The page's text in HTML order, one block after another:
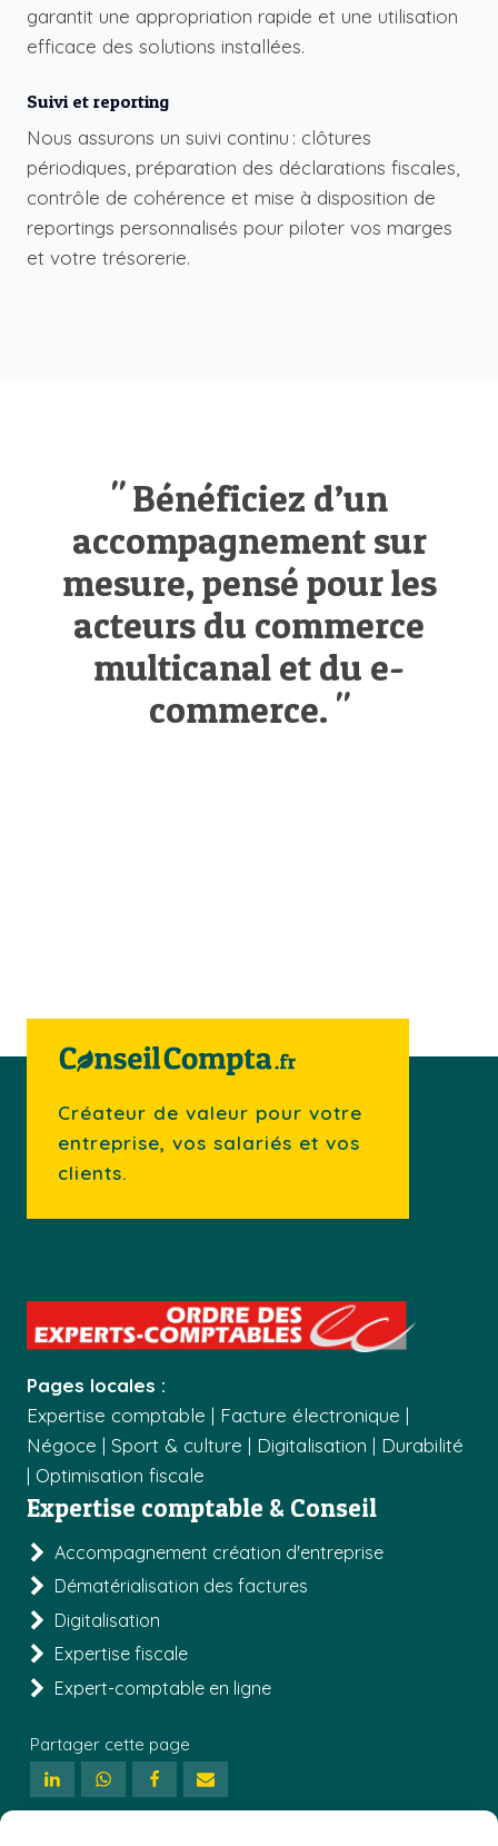
garantit une appropriation rapide et une utilisation
efficace des solutions installées.
Suivi et reporting
Nous assurons un suivi continu : clôtures
périodiques, préparation des déclarations fiscales,
contrôle de cohérence et mise à disposition de
reportings personnalisés pour piloter vos marges
et votre trésorerie.
" Bénéficiez d’un
accompagnement sur
mesure, pensé pour les
acteurs du commerce
multicanal et du e-
commerce. "
Créateur de valeur pour votre
entreprise, vos salariés et vos
clients.
Pages locales :
Expertise comptable | Facture électronique |
Négoce | Sport & culture | Digitalisation | Durabilité
| Optimisation fiscale
Expertise comptable & Conseil
Accompagnement création d'entreprise
Dématérialisation des factures
Digitalisation
Expertise fiscale
Expert-comptable en ligne
Partager cette page